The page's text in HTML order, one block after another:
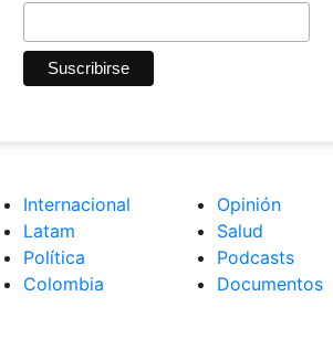
Internacional
Latam
Política
Colombia
Opinión
Salud
Podcasts
Documentos